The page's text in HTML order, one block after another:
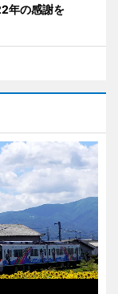
年の感謝を